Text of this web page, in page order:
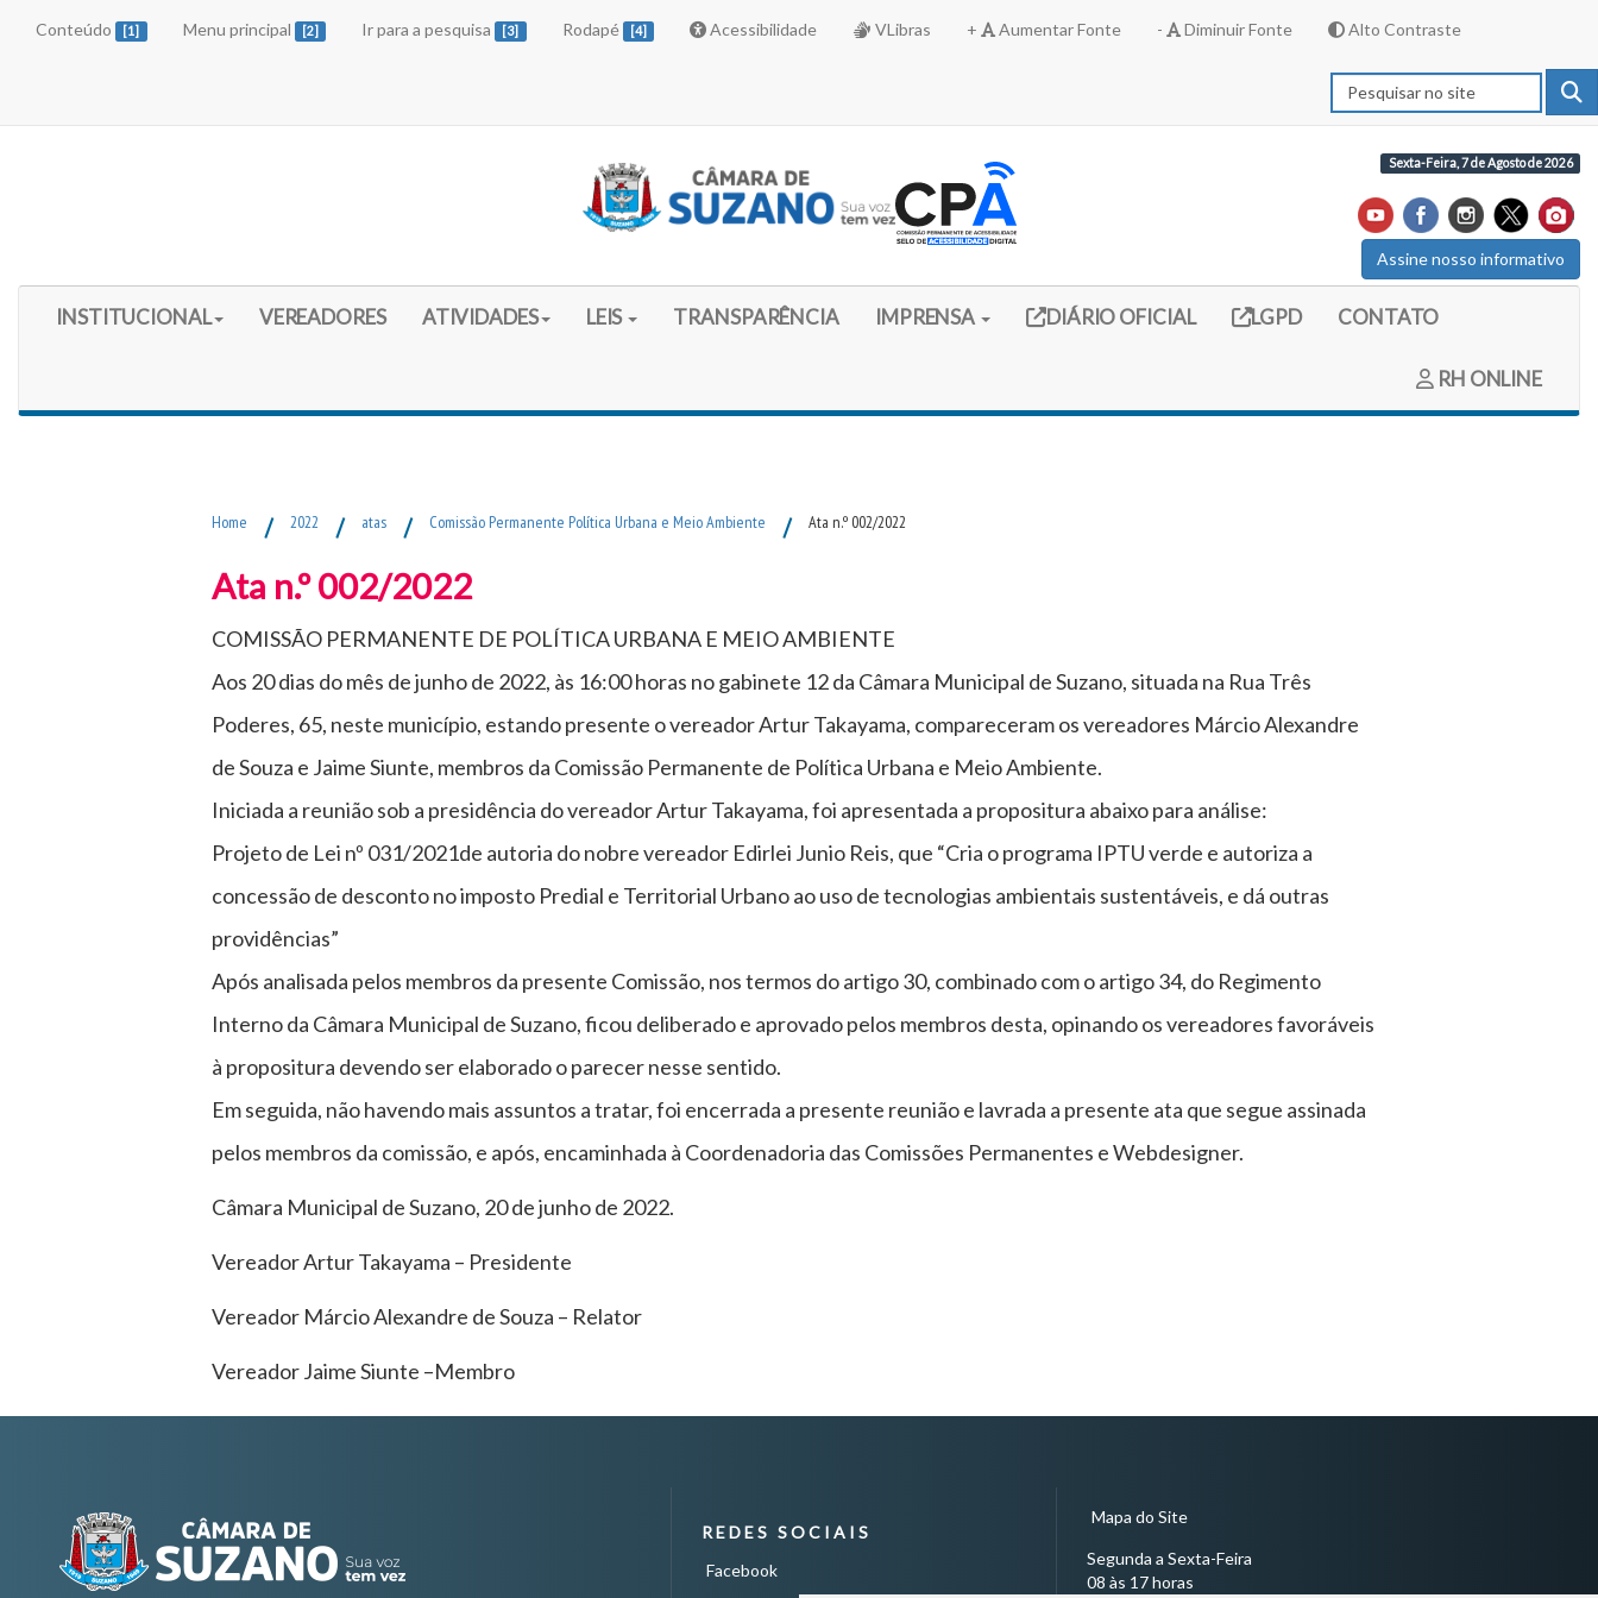
Conteúdo [1] Menu principal [2] Ir para a pesquisa [3] Rodapé [4] Acessibilidade VLibras + Aumentar Fonte - Diminuir Fonte Alto Contraste
Sexta-Feira, 7 de Agosto de 2026
Assine nosso informativo
Início do Menu Principal
INSTITUCIONAL VEREADORES ATIVIDADES LEIS TRANSPARÊNCIA IMPRENSA Link externo (site do diario oficial do legislativo)
DIÁRIO OFICIAL Link externo (site com informações LGPD)
LGPD CONTATO
RH ONLINE
Home / 2022 / atas / Comissão Permanente Política Urbana e Meio Ambiente / Ata n.º 002/2022
Ata n.º 002/2022
COMISSÃO PERMANENTE DE POLÍTICA URBANA E MEIO AMBIENTE
Aos 20 dias do mês de junho de 2022, às 16:00 horas no gabinete 12 da Câmara Municipal de Suzano, situada na Rua Três
Poderes, 65, neste município, estando presente o vereador Artur Takayama, compareceram os vereadores Márcio Alexandre
de Souza e Jaime Siunte, membros da Comissão Permanente de Política Urbana e Meio Ambiente.
Iniciada a reunião sob a presidência do vereador Artur Takayama, foi apresentada a propositura abaixo para análise:
Projeto de Lei nº 031/2021de autoria do nobre vereador Edirlei Junio Reis, que “Cria o programa IPTU verde e autoriza a
concessão de desconto no imposto Predial e Territorial Urbano ao uso de tecnologias ambientais sustentáveis, e dá outras
providências”
Após analisada pelos membros da presente Comissão, nos termos do artigo 30, combinado com o artigo 34, do Regimento
Interno da Câmara Municipal de Suzano, ficou deliberado e aprovado pelos membros desta, opinando os vereadores favoráveis
à propositura devendo ser elaborado o parecer nesse sentido.
Em seguida, não havendo mais assuntos a tratar, foi encerrada a presente reunião e lavrada a presente ata que segue assinada
pelos membros da comissão, e após, encaminhada à Coordenadoria das Comissões Permanentes e Webdesigner.
Câmara Municipal de Suzano, 20 de junho de 2022.
Vereador Artur Takayama – Presidente
Vereador Márcio Alexandre de Souza – Relator
Vereador Jaime Siunte –Membro
REDES SOCIAIS
Facebook
Mapa do Site
Segunda a Sexta-Feira
08 às 17 horas